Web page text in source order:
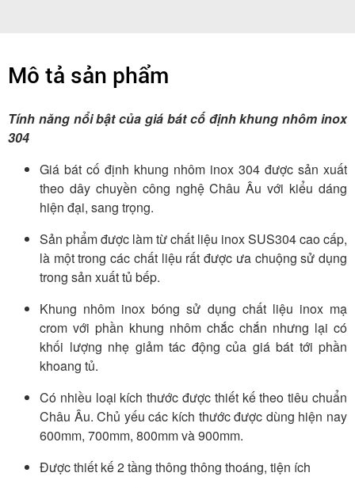
Mô tả sản phẩm
Tính năng nổi bật của giá bát cố định khung nhôm inox
304
Giá bát cố định khung nhôm inox 304 được sản xuất
theo dây chuyền công nghệ Châu Âu với kiểu dáng
hiện đại, sang trọng.
Sản phẩm được làm từ chất liệu inox SUS304 cao cấp,
là một trong các chất liệu rất được ưa chuộng sử dụng
trong sản xuất tủ bếp.
Khung nhôm inox bóng sử dụng chất liệu inox mạ
crom với phần khung nhôm chắc chắn nhưng lại có
khối lượng nhẹ giảm tác động của giá bát tới phần
khoang tủ.
Có nhiều loại kích thước được thiết kế theo tiêu chuẩn
Châu Âu. Chủ yếu các kích thước được dùng hiện nay
600mm, 700mm, 800mm và 900mm.
Được thiết kế 2 tầng thông thông thoáng, tiện ích